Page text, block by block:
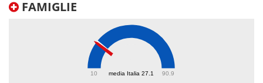
FAMIGLIE
media Italia 27.1
10 90.9